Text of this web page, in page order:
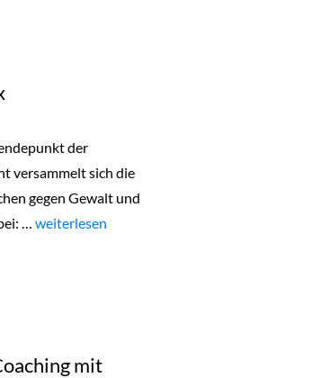
der
versammelt sich die
gegen Gewalt und
… „Türchen 23: Beat Café von Jusbox“
weiterlesen
mit